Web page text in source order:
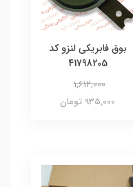
بوق فابریکی لنزو کد
41798205
1,612,000
935,000 تومان